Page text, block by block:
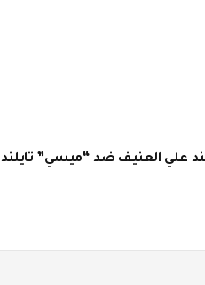
علي العنيف ضد “ميسي” تايلند